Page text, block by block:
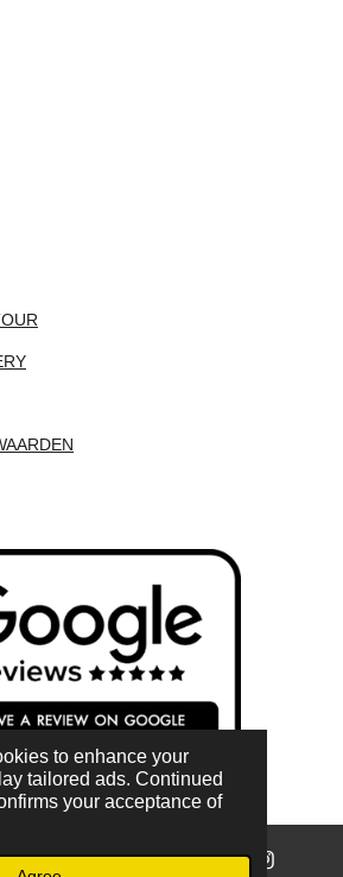
to enhance your
tailored ads. Continued
your acceptance of